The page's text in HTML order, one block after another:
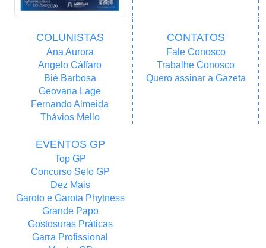
COLUNISTAS
Ana Aurora
Angelo Cáffaro
Bié Barbosa
Geovana Lage
Fernando Almeida
Thávios Mello
CONTATOS
Fale Conosco
Trabalhe Conosco
Quero assinar a Gazeta
EVENTOS GP
Top GP
Concurso Selo GP
Dez Mais
Garoto e Garota Phytness
Grande Papo
Gostosuras Práticas
Garra Profissional